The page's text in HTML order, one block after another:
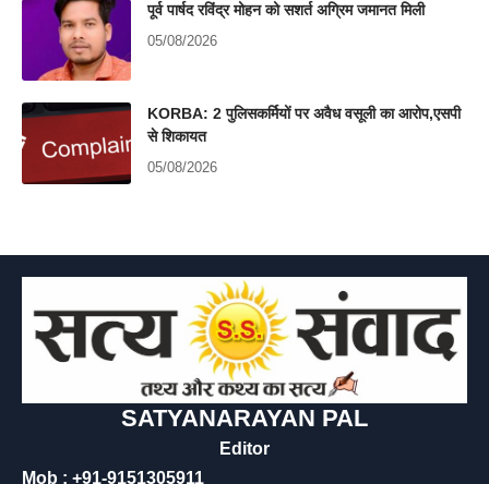
पूर्व पार्षद रविंद्र मोहन को सशर्त अग्रिम जमानत मिली
05/08/2026
KORBA: 2 पुलिसकर्मियों पर अवैध वसूली का आरोप,एसपी
से शिकायत
05/08/2026
SATYANARAYAN PAL
Editor
Mob : +91-9151305911